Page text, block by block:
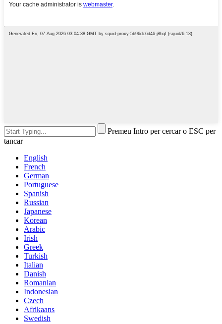
Premeu Intro per cercar o ESC per
tancar
English
French
German
Portuguese
Spanish
Russian
Japanese
Korean
Arabic
Irish
Greek
Turkish
Italian
Danish
Romanian
Indonesian
Czech
Afrikaans
Swedish